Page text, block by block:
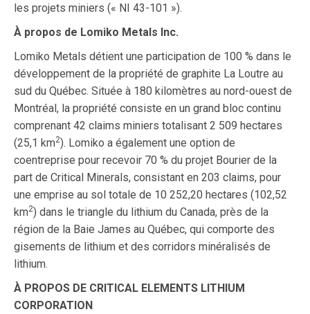
les projets miniers (« NI 43-101 »).
À propos de Lomiko Metals Inc.
Lomiko Metals détient une participation de 100 % dans le
développement de la propriété de graphite La Loutre au
sud du Québec. Située à 180 kilomètres au nord-ouest de
Montréal, la propriété consiste en un grand bloc continu
comprenant 42 claims miniers totalisant 2 509 hectares
(25,1 km2). Lomiko a également une option de
coentreprise pour recevoir 70 % du projet Bourier de la
part de Critical Minerals, consistant en 203 claims, pour
une emprise au sol totale de 10 252,20 hectares (102,52
km2) dans le triangle du lithium du Canada, près de la
région de la Baie James au Québec, qui comporte des
gisements de lithium et des corridors minéralisés de
lithium.
À PROPOS DE CRITICAL ELEMENTS LITHIUM
CORPORATION